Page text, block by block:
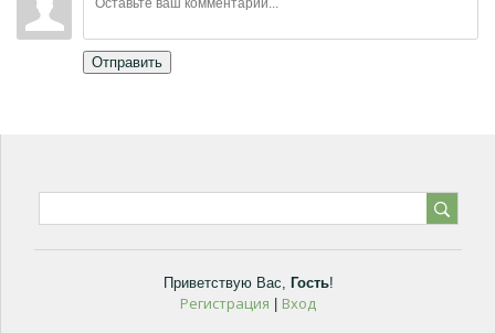
Отправить
Приветствую Вас, Гость!
Регистрация Вход